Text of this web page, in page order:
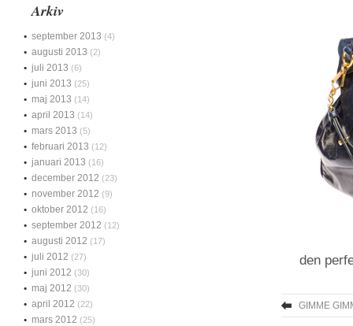
den
GIMME
Arkiv
september 2013 (4)
augusti 2013 (2)
juli 2013 (6)
juni 2013 (25)
maj 2013 (14)
april 2013 (14)
mars 2013 (5)
februari 2013 (12)
januari 2013 (16)
december 2012 (23)
november 2012 (9)
oktober 2012 (16)
september 2012 (12)
augusti 2012 (17)
juli 2012 (27)
juni 2012 (30)
maj 2012 (30)
april 2012 (22)
mars 2012 (25)